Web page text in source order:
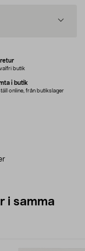
retur
butik
i butik
online, från butikslager
i samma